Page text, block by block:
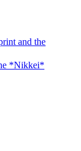
and the
*Nikkei*